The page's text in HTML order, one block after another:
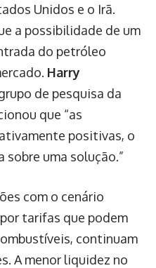
Unidos e o Irã.
a possibilidade de um
do petróleo
Harry
de pesquisa da
que “as
positivas, o
uma solução.”
com o cenário
tarifas que podem
continuam
A menor liquidez no